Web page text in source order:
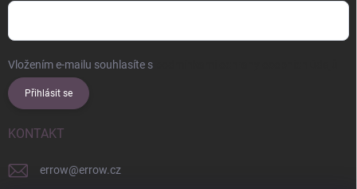
Vložením e-mailu souhlasíte s
Přihlásit se
KONTAKT
errow@errow.cz